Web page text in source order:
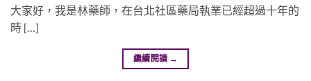
大家好，我是林藥師，在台北社區藥局執業已經超過十年的
時 […]
繼續閱讀 →